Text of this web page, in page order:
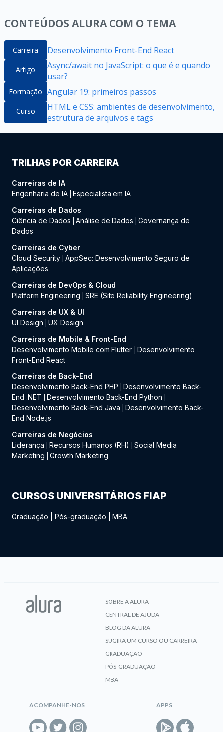
CONTEÚDOS ALURA COM O TEMA
Carreira Desenvolvimento Front-End React
Artigo
Async/await no JavaScript: o que é e quando
usar?
Formação Angular 19: primeiros passos
Curso
HTML e CSS: ambientes de desenvolvimento,
estrutura de arquivos e tags
TRILHAS POR CARREIRA
Carreiras de IA
Engenharia de IA Especialista em IA
Carreiras de Dados
Ciência de Dados
Análise de Dados
Governança de
Dados
Carreiras de Cyber
Cloud Security AppSec: Desenvolvimento Seguro de
Aplicações
Carreiras de DevOps & Cloud
Platform Engineering
SRE (Site Reliability Engineering)
Carreiras de UX & UI
UI Design
UX Design
Carreiras de Mobile & Front-End
Desenvolvimento Mobile com Flutter
Desenvolvimento
Front-End React
Carreiras de Back-End
Desenvolvimento Back-End PHP
Desenvolvimento Back-
End .NET
Desenvolvimento Back-End Python
Desenvolvimento Back-End Java
Desenvolvimento Back-
End Node.js
Carreiras de Negócios
Liderança
Recursos Humanos (RH)
Social Media
Marketing
Growth Marketing
CURSOS UNIVERSITÁRIOS FIAP
Graduação Pós-graduação MBA
SOBRE A ALURA
CENTRAL DE AJUDA
BLOG DA ALURA
SUGIRA UM CURSO OU CARREIRA
GRADUAÇÃO
PÓS-GRADUAÇÃO
MBA
ACOMPANHE-NOS APPS